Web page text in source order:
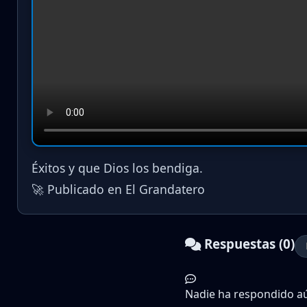
Éxitos y que Dios los bendiga.
🚀 Publicado en El Grandatero
Respuestas (0)
Nadie ha respondido